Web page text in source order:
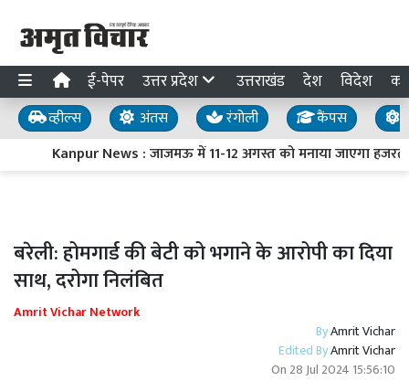
ई-पेपर उत्तर प्रदेश उत्तराखंड देश विदेश
व्हील्स अंतस रंगोली कैंपस
Kanpur News : जाजमऊ में 11-12 अगस्त को मनाया जाएगा हजरत
बरेली: होमगार्ड की बेटी को भगाने के आरोपी का दिया
साथ, दरोगा निलंबित
Amrit Vichar Network
ByAmrit Vichar
Edited ByAmrit Vichar
On 28 Jul 2024 15:56:10